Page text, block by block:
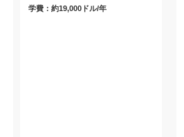
学費：約19,000ドル/年